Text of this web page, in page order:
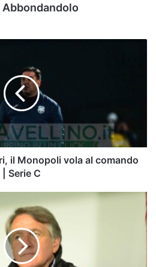
il Monopoli vola al comando
| Serie C